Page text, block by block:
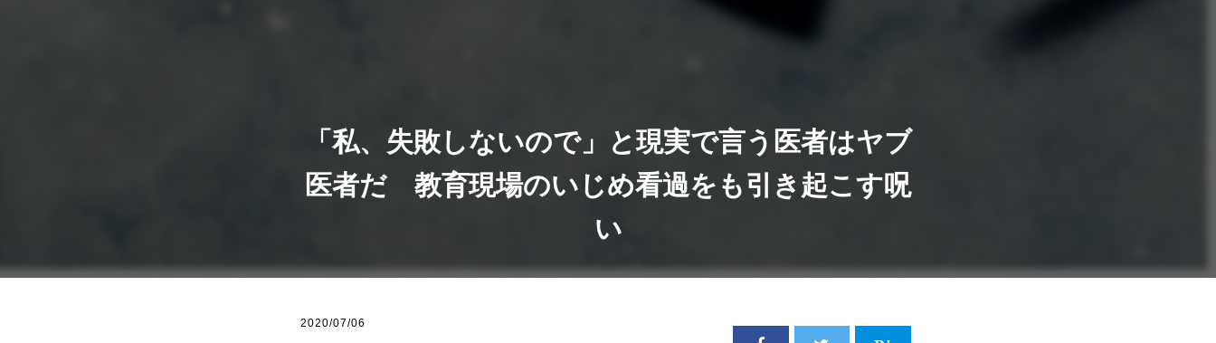
「私、失敗しないので」と現実で言う医者はヤブ
医者だ 教育現場のいじめ看過をも引き起こす呪
い
2020/07/06